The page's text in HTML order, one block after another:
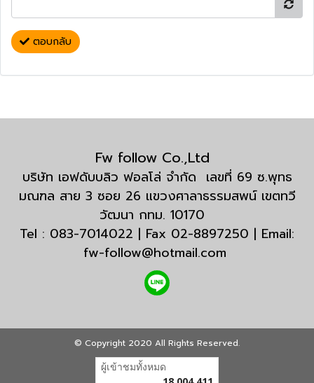
ตอบกลับ
Fw follow Co.,Ltd
บริษัท เอฟดับบลิว ฟอลโล่ จำกัด เลขที่ 69 ซ.พุทธ
มณฑล สาย 3 ซอย 26 แขวงศาลาธรรมสพน์ เขตทวี
วัฒนา กทม. 10170
Tel : 083-7014022 | Fax 02-8897250 | Email:
fw-follow@hotmail.com
© Copyright 2020 All Rights Reserved.
ผู้เข้าชมทั้งหมด